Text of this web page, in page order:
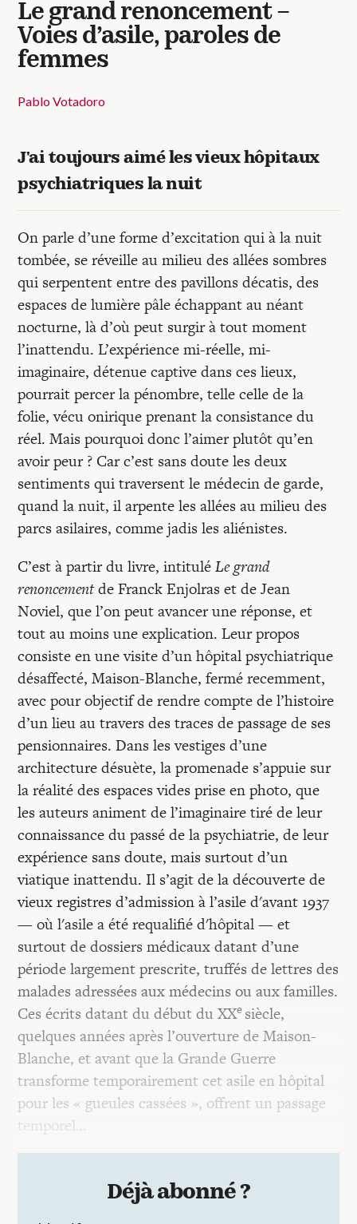
Mon panier
Le grand renoncement –
Voies d’asile, paroles de
femmes
Pablo Votadoro
J'ai toujours aimé les vieux hôpitaux
psychiatriques la nuit
On parle d’une forme d’excitation qui à la nuit
tombée, se réveille au milieu des allées sombres
qui serpentent entre des pavillons décatis, des
espaces de lumière pâle échappant au néant
nocturne, là d’où peut surgir à tout moment
l’inattendu. L’expérience mi-réelle, mi-
imaginaire, détenue captive dans ces lieux,
pourrait percer la pénombre, telle celle de la
folie, vécu onirique prenant la consistance du
réel. Mais pourquoi donc l’aimer plutôt qu’en
avoir peur ? Car c’est sans doute les deux
sentiments qui traversent le médecin de garde,
quand la nuit, il arpente les allées au milieu des
parcs asilaires, comme jadis les aliénistes.
C’est à partir du livre, intituléLe grand
renoncementde Franck Enjolras et de Jean
Noviel, que l’on peut avancer une réponse, et
tout au moins une explication. Leur propos
consiste en une visite d’un hôpital psychiatrique
désaffecté, Maison-Blanche, fermé recemment,
avec pour objectif de rendre compte de l’histoire
d’un lieu au travers des traces de passage de ses
pensionnaires. Dans les vestiges d’une
architecture désuète, la promenade s’appuie sur
la réalité des espaces vides prise en photo, que
les auteurs animent de l’imaginaire tiré de leur
connaissance du passé de la psychiatrie, de leur
expérience sans doute, mais surtout d’un
viatique inattendu. Il s’agit de la découverte de
vieux registres d’admission à l’asile d'avant 1937
— où l'asile a été requalifié d'hôpital — et
surtout de dossiers médicaux datant d’une
période largement prescrite, truffés de lettres des
malades adressées aux médecins ou aux familles.
Ces écrits datant du début du XXe siècle,
quelques années après l’ouverture de Maison-
Blanche, et avant que la Grande Guerre
transforme temporairement cet asile en hôpital
pour les « gueules cassées », offrent un passage
temporel…
Déjà abonné ?